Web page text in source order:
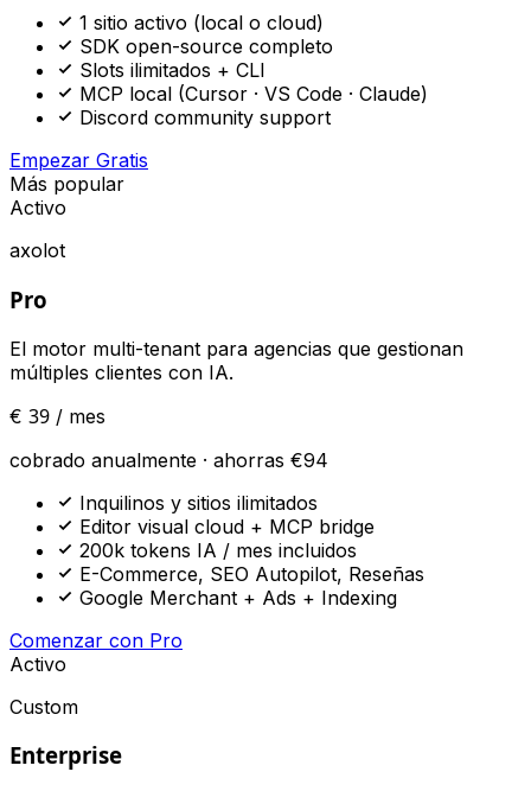
1 sitio activo (local o cloud)
SDK open-source completo
Slots ilimitados + CLI
MCP local (Cursor · VS Code · Claude)
Discord community support
Empezar Gratis
Más popular
Activo
axolot
Pro
El motor multi-tenant para agencias que gestionan
múltiples clientes con IA.
€ 39 / mes
cobrado anualmente · ahorras €94
Inquilinos y sitios ilimitados
Editor visual cloud + MCP bridge
200k tokens IA / mes incluidos
E-Commerce, SEO Autopilot, Reseñas
Google Merchant + Ads + Indexing
Comenzar con Pro
Activo
Custom
Enterprise